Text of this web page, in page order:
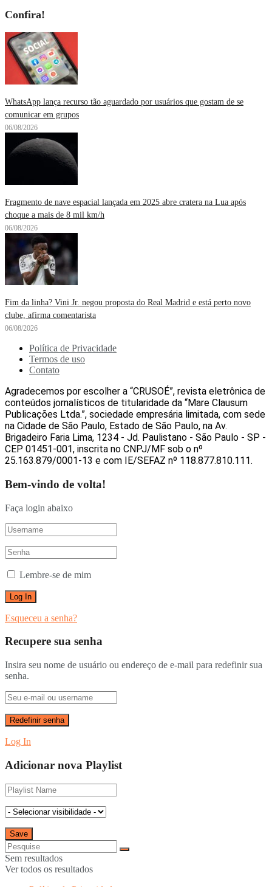
Confira!
WhatsApp lança recurso tão aguardado por usuários que gostam de se
comunicar em grupos
06/08/2026
Fragmento de nave espacial lançada em 2025 abre cratera na Lua após
choque a mais de 8 mil km/h
06/08/2026
Fim da linha? Vini Jr. negou proposta do Real Madrid e está perto novo
clube, afirma comentarista
06/08/2026
Política de Privacidade
Termos de uso
Contato
Agradecemos por escolher a “CRUSOÉ”, revista eletrônica de
conteúdos jornalísticos de titularidade da “Mare Clausum
Publicações Ltda.”, sociedade empresária limitada, com sede
na Cidade de São Paulo, Estado de São Paulo, na Av.
Brigadeiro Faria Lima, 1234 - Jd. Paulistano - São Paulo - SP -
CEP 01451-001, inscrita no CNPJ/MF sob o nº
25.163.879/0001-13 e com IE/SEFAZ nº 118.877.810.111.
Bem-vindo de volta!
Faça login abaixo
Lembre-se de mim
Esqueceu a senha?
Recupere sua senha
Insira seu nome de usuário ou endereço de e-mail para redefinir sua
senha.
Log In
Adicionar nova Playlist
Sem resultados
Ver todos os resultados